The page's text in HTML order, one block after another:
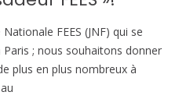
FEES (JNF) qui se
; nous souhaitons donner
plus en plus nombreux à